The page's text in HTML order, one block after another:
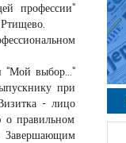
профессии"
"Мой выбор..."
при
- лицо
о правильном
Завершающим